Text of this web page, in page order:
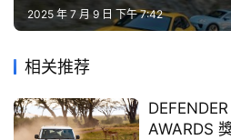
百
大
中
古
車
2025 年 7 月 9 日 下午 7:42
相关推荐
AWARDS